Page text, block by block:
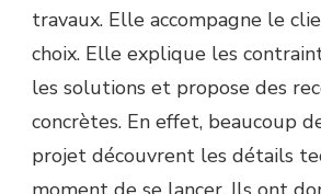
travaux. Elle accompagne le
choix. Elle explique les
les solutions et propose des
concrètes. En effet, beaucoup
projet découvrent les détails